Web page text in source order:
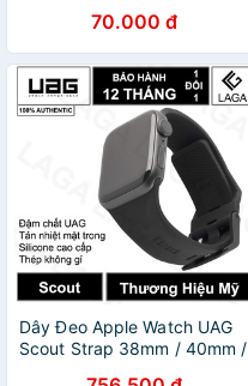
70.000 đ
Dây Đeo Apple Watch UAG
Scout Strap 38mm / 40mm /